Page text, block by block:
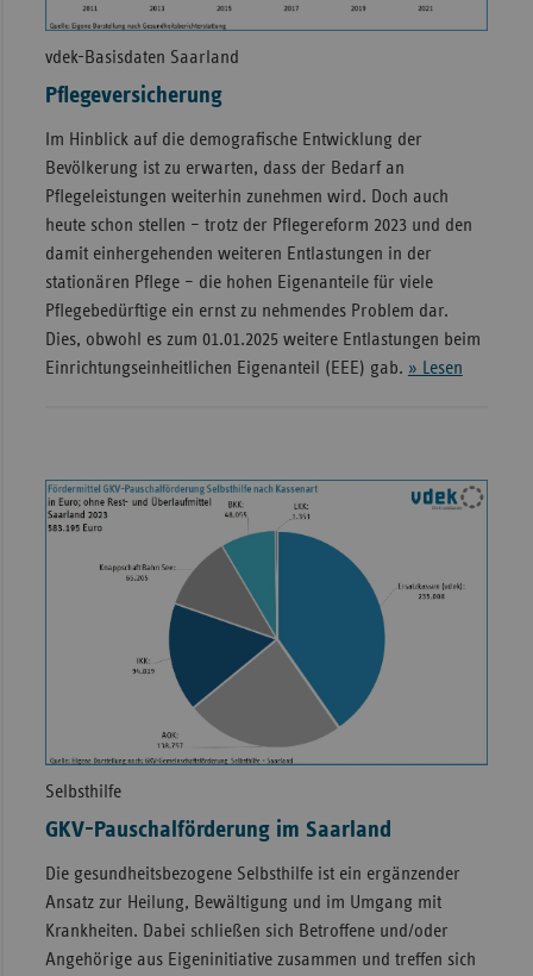
vdek-Basisdaten Saarland
Pflegeversicherung
Im Hinblick auf die demografische Entwicklung der
Bevölkerung ist zu erwarten, dass der Bedarf an
Pflegeleistungen weiterhin zunehmen wird. Doch auch
heute schon stellen – trotz der Pflegereform 2023 und den
damit einhergehenden weiteren Entlastungen in der
stationären Pflege – die hohen Eigenanteile für viele
Pflegebedürftige ein ernst zu nehmendes Problem dar.
Dies, obwohl es zum 01.01.2025 weitere Entlastungen beim
Einrichtungseinheitlichen Eigenanteil (EEE) gab. » Lesen
Selbsthilfe
GKV-Pauschalförderung im Saarland
Die gesundheitsbezogene Selbsthilfe ist ein ergänzender
Ansatz zur Heilung, Bewältigung und im Umgang mit
Krankheiten. Dabei schließen sich Betroffene und/oder
Angehörige aus Eigeninitiative zusammen und treffen sich